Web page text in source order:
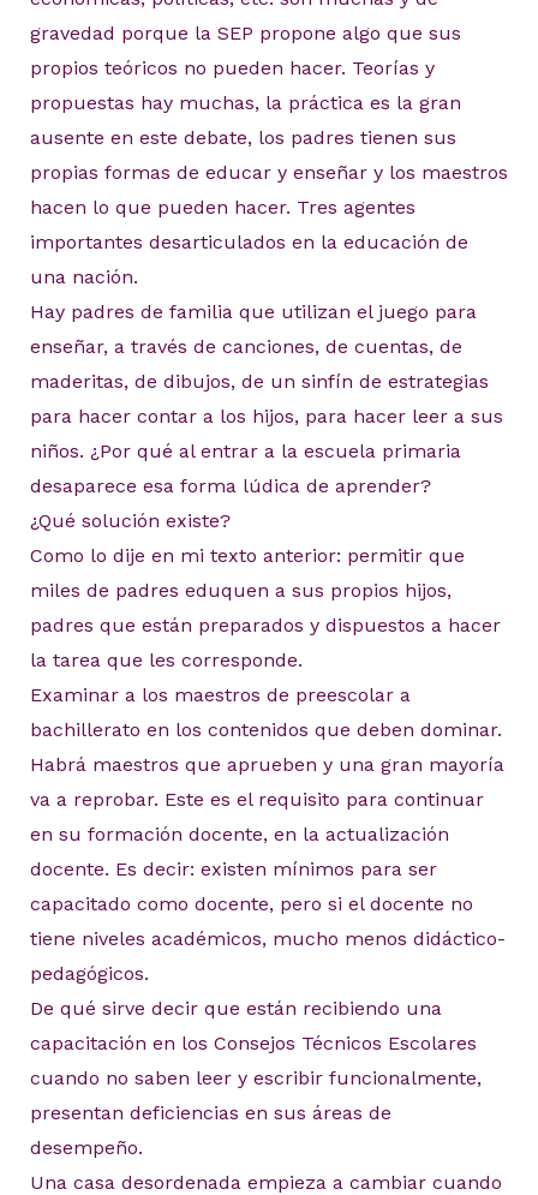
gravedad porque la SEP propone algo que sus
propios teóricos no pueden hacer. Teorías y
propuestas hay muchas, la práctica es la gran
ausente en este debate, los padres tienen sus
propias formas de educar y enseñar y los maestros
hacen lo que pueden hacer. Tres agentes
importantes desarticulados en la educación de
una nación.
Hay padres de familia que utilizan el juego para
enseñar, a través de canciones, de cuentas, de
maderitas, de dibujos, de un sinfín de estrategias
para hacer contar a los hijos, para hacer leer a sus
niños. ¿Por qué al entrar a la escuela primaria
desaparece esa forma lúdica de aprender?
¿Qué solución existe?
Como lo dije en mi texto anterior: permitir que
miles de padres eduquen a sus propios hijos,
padres que están preparados y dispuestos a hacer
la tarea que les corresponde.
Examinar a los maestros de preescolar a
bachillerato en los contenidos que deben dominar.
Habrá maestros que aprueben y una gran mayoría
va a reprobar. Este es el requisito para continuar
en su formación docente, en la actualización
docente. Es decir: existen mínimos para ser
capacitado como docente, pero si el docente no
tiene niveles académicos, mucho menos didáctico-
pedagógicos.
De qué sirve decir que están recibiendo una
capacitación en los Consejos Técnicos Escolares
cuando no saben leer y escribir funcionalmente,
presentan deficiencias en sus áreas de
desempeño.
Una casa desordenada empieza a cambiar cuando